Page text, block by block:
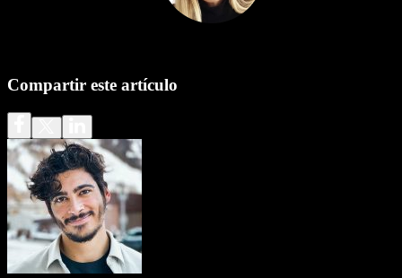
Compartir este artículo